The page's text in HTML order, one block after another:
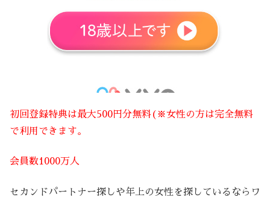
初回登録特典は最大500円分無料(※女性の方は完全無料
で利用できます。
会員数1000万人
セカンドパートナー探しや年上の女性を探しているならワ